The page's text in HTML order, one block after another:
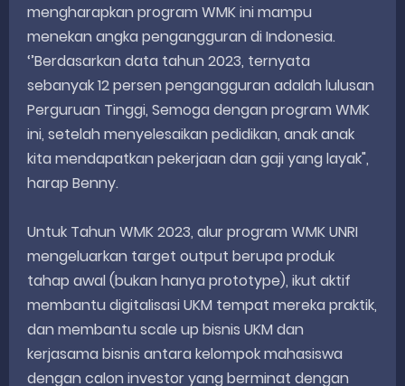
mengharapkan program WMK ini mampu
menekan angka pengangguran di Indonesia.
‘’Berdasarkan data tahun 2023, ternyata
sebanyak 12 persen pengangguran adalah lulusan
Perguruan Tinggi, Semoga dengan program WMK
ini, setelah menyelesaikan pedidikan, anak anak
kita mendapatkan pekerjaan dan gaji yang layak",
harap Benny.
Untuk Tahun WMK 2023, alur program WMK UNRI
mengeluarkan target output berupa produk
tahap awal (bukan hanya prototype), ikut aktif
membantu digitalisasi UKM tempat mereka praktik,
dan membantu scale up bisnis UKM dan
kerjasama bisnis antara kelompok mahasiswa
dengan calon investor yang berminat dengan